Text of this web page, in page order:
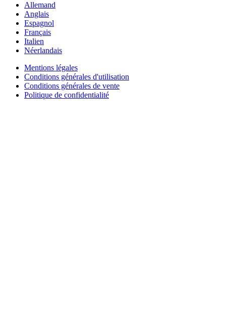
Allemand
Anglais
Espagnol
Français
Italien
Néerlandais
Mentions légales
Conditions générales d'utilisation
Conditions générales de vente
Politique de confidentialité